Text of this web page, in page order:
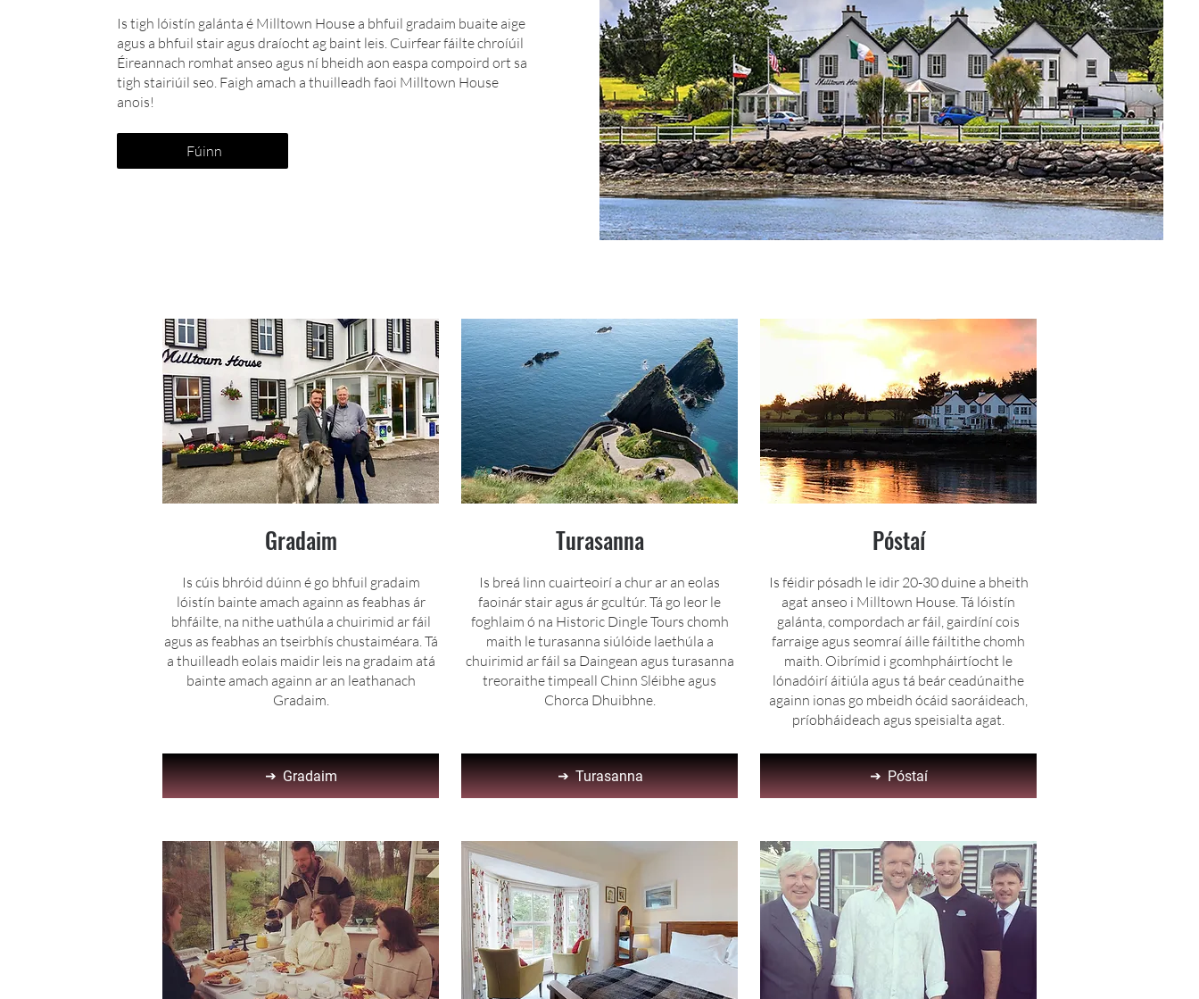
Is tigh lóistín galánta é Milltown House a bhfuil gradaim buaite aige
agus a bhfuil stair agus draíocht ag baint leis. Cuirfear fáilte chroíúil
Éireannach romhat anseo agus ní bheidh aon easpa compoird ort sa
tigh stairiúil seo. Faigh amach a thuilleadh faoi Milltown House
anois!
Fúinn
Gradaim
Is cúis bhróid dúinn é go bhfuil gradaim
lóistín bainte amach againn as feabhas ár
bhfáilte, na nithe uathúla a chuirimid ar fáil
agus as feabhas an tseirbhís chustaiméara. Tá
a thuilleadh eolais maidir leis na gradaim atá
bainte amach againn ar an leathanach
Gradaim.
Turasanna
Is breá linn cuairteoirí a chur ar an eolas
faoinár stair agus ár gcultúr. Tá go leor le
foghlaim ó na Historic Dingle Tours chomh
maith le turasanna siúlóide laethúla a
chuirimid ar fáil sa Daingean agus turasanna
treoraithe timpeall Chinn Sléibhe agus
Chorca Dhuibhne.
Póstaí
Is féidir pósadh le idir 20-30 duine a bheith
agat anseo i Milltown House. Tá lóistín
galánta, compordach ar fáil, gairdíní cois
farraige agus seomraí áille fáiltithe chomh
maith. Oibrímid i gcomhpháirtíocht le
lónadóirí áitiúla agus tá beár ceadúnaithe
againn ionas go mbeidh ócáid saoráideach,
príobháideach agus speisialta agat.
Gradaim Turasanna Póstaí